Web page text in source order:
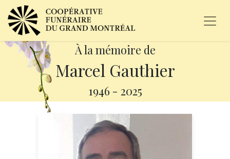
À la mémoire de
Marcel Gauthier
1946 - 2025